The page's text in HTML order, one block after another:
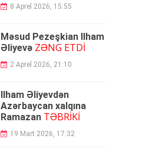
8 Aprel 2026, 15:55
Məsud Pezeşkian İlham
Əliyevə ZƏNG ETDİ
2 Aprel 2026, 21:10
İlham Əliyevdən
Azərbaycan xalqına
Ramazan TƏBRİKİ
19 Mart 2026, 17:32